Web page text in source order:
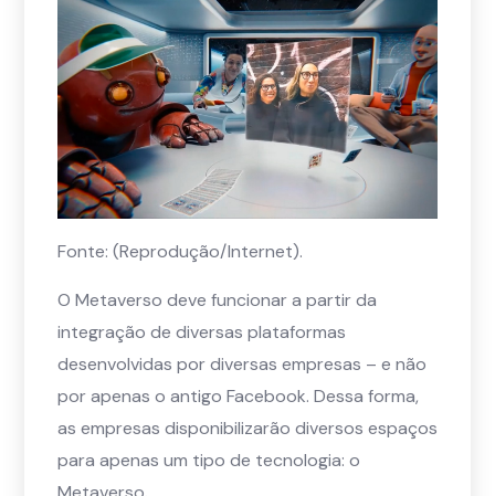
Fonte: (Reprodução/Internet).
O Metaverso deve funcionar a partir da
integração de diversas plataformas
desenvolvidas por diversas empresas – e não
por apenas o antigo Facebook. Dessa forma,
as empresas disponibilizarão diversos espaços
para apenas um tipo de tecnologia: o